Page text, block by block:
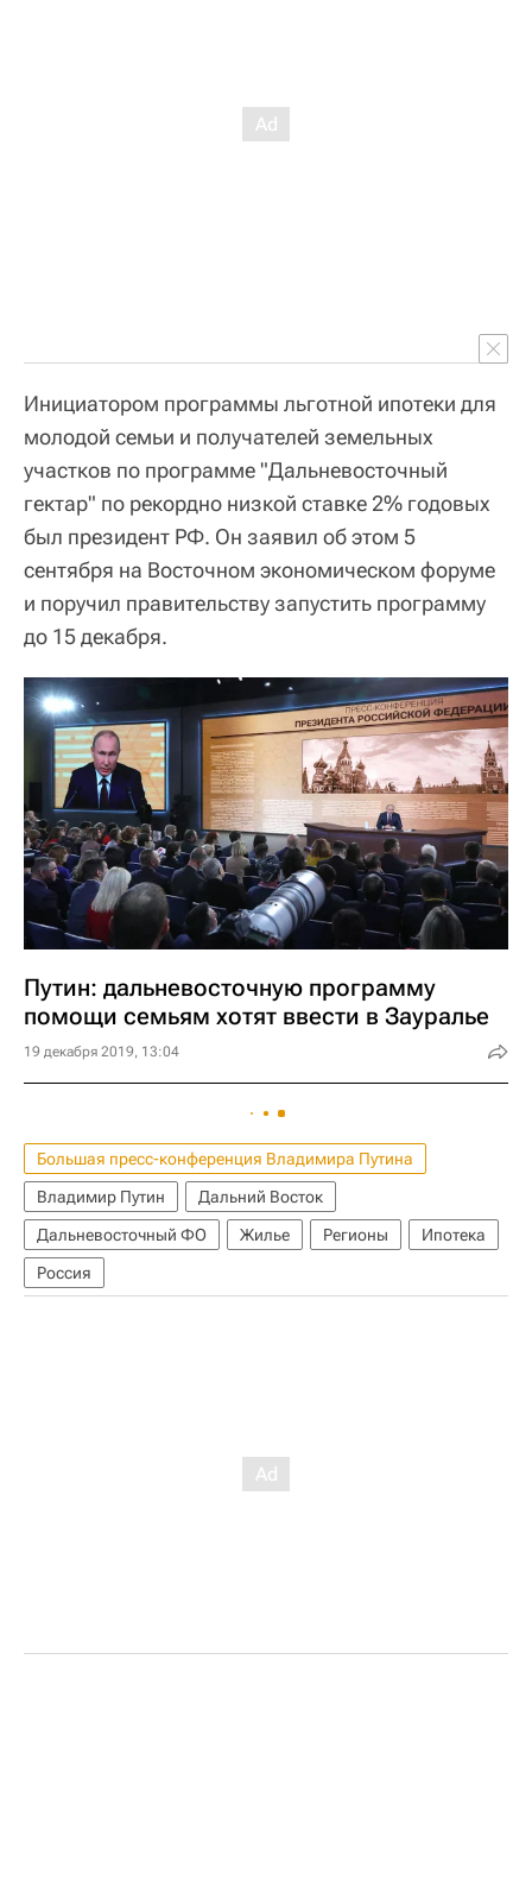
Инициатором программы льготной ипотеки для
молодой семьи и получателей земельных
участков по программе "Дальневосточный
гектар" по рекордно низкой ставке 2% годовых
был президент РФ. Он заявил об этом 5
сентября на Восточном экономическом форуме
и поручил правительству запустить программу
до 15 декабря.
Путин: дальневосточную программу
помощи семьям хотят ввести в Зауралье
19 декабря 2019, 13:04
Большая пресс-конференция Владимира Путина
Владимир Путин
Дальний Восток
Дальневосточный ФО
Жилье Регионы
Ипотека
Россия